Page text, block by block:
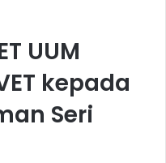
UUM
kepada
Seri